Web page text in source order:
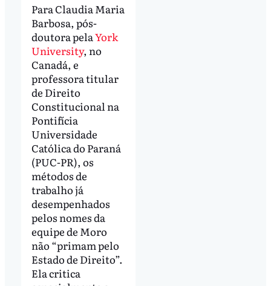
Para Claudia Maria
Barbosa, pós-
doutora pelaYork
University, no
Canadá, e
professora titular
de Direito
Constitucional na
Pontifícia
Universidade
Católica do Paraná
(PUC-PR), os
métodos de
trabalho já
desempenhados
pelos nomes da
equipe de Moro
não “primam pelo
Estado de Direito”.
Ela critica